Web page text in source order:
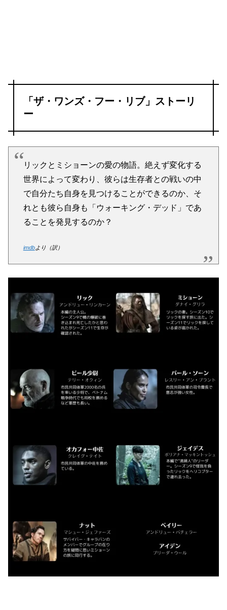
「ザ・ワンズ・フー・リブ」ストーリ
ー
リックとミショーンの愛の物語。絶えず変化する
世界によって変わり、彼らは生存者との戦いの中
で自分たち自身を見つけることができるのか、そ
れとも彼ら自身も「ウォーキング・デッド」であ
ることを発見するのか？
imdbより（訳）